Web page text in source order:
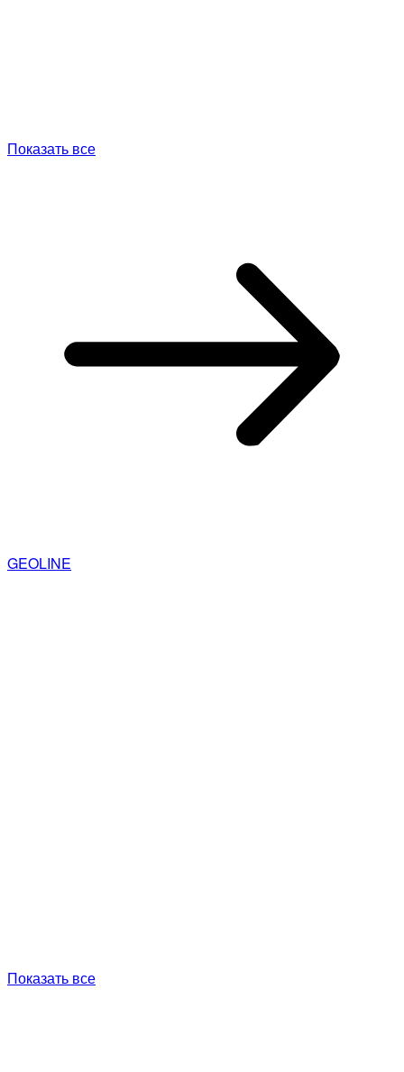
Показать все
GEOLINE
Показать все